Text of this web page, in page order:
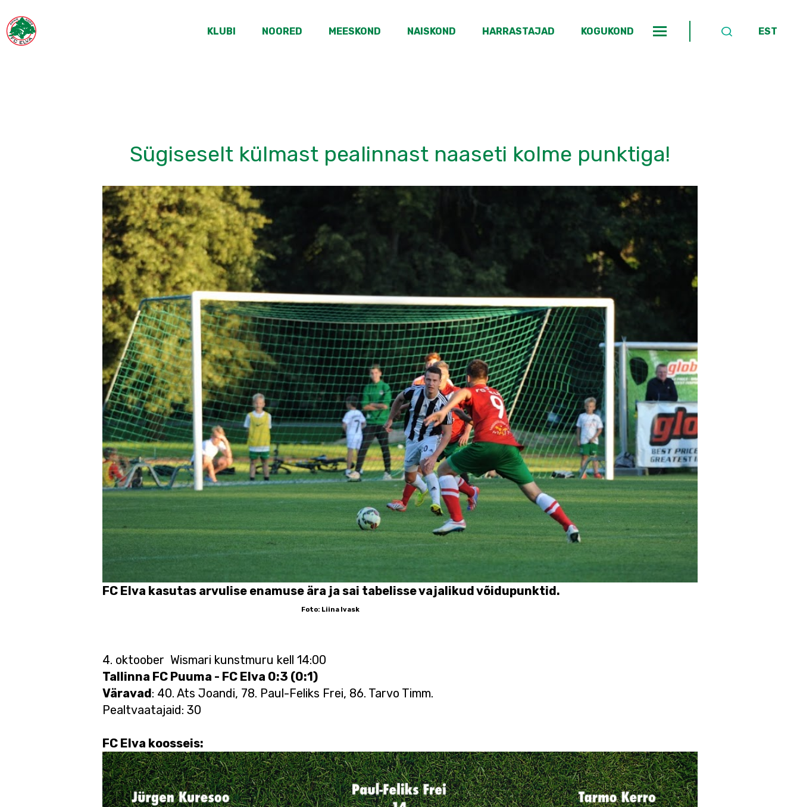
KLUBI NOORED MEESKOND NAISKOND HARRASTAJAD KOGUKOND EST
Sügiseselt külmast pealinnast naaseti kolme punktiga!
FC Elva kasutas arvulise enamuse ära ja sai tabelisse vajalikud võidupunktid.
Foto: Liina Ivask
4. oktoober Wismari kunstmuru kell 14:00
Tallinna FC Puuma - FC Elva 0:3 (0:1)
Väravad: 40. Ats Joandi, 78. Paul-Feliks Frei, 86. Tarvo Timm.
Pealtvaatajaid: 30
FC Elva koosseis: